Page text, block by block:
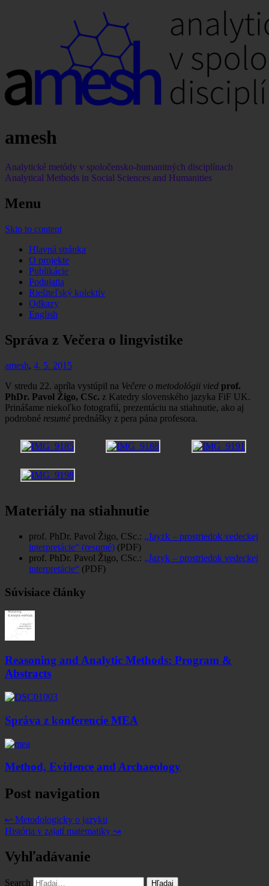
amesh
Analytické metódy v spoločensko-humanitných disciplínach
Analytical Methods in Social Sciences and Humanities
Menu
Skip to content
Hlavná stránka
O projekte
Publikácie
Podujatia
Riešiteľský kolektív
Odkazy
English
Správa z Večera o lingvistike
amesh, 4. 5. 2015
V stredu 22. apríla vystúpil na Večere o metodológii vied prof.
PhDr. Pavol Žigo, CSc. z Katedry slovenského jazyka FiF UK.
Prinášame niekoľko fotografií, prezentáciu na stiahnutie, ako aj
podrobné resumé prednášky z pera pána profesora.
Materiály na stiahnutie
prof. PhDr. Pavol Žigo, CSc.: „Jayzk – prostriedok vedeckej
interpretácie“ (resumé) (PDF)
prof. PhDr. Pavol Žigo, CSc.: „Jazyk – prostriedok vedeckej
interpretácie“ (PDF)
Súvisiace články
Reasoning and Analytic Methods: Program &
Abstracts
Správa z konferencie MEA
Method, Evidence and Archaeology
Post navigation
↜ Metodologicky o jazyku
História v zajatí matematiky ↝
Vyhľadávanie
Search